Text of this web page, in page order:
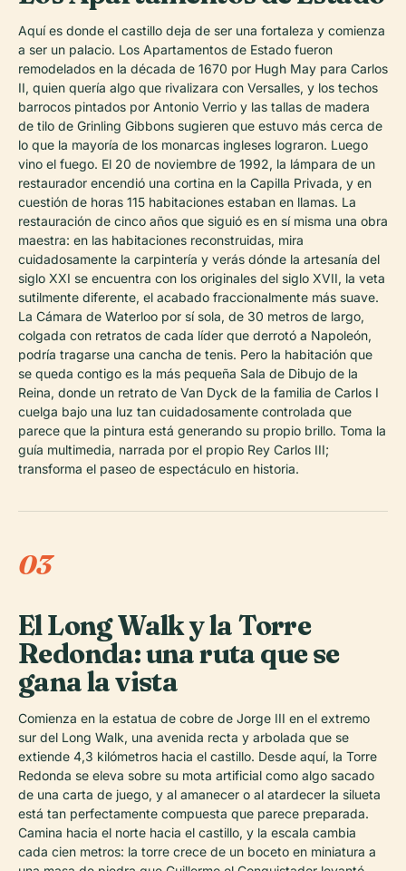
Aquí es donde el castillo deja de ser una fortaleza y comienza
a ser un palacio. Los Apartamentos de Estado fueron
remodelados en la década de 1670 por Hugh May para Carlos
II, quien quería algo que rivalizara con Versalles, y los techos
barrocos pintados por Antonio Verrio y las tallas de madera
de tilo de Grinling Gibbons sugieren que estuvo más cerca de
lo que la mayoría de los monarcas ingleses lograron. Luego
vino el fuego. El 20 de noviembre de 1992, la lámpara de un
restaurador encendió una cortina en la Capilla Privada, y en
cuestión de horas 115 habitaciones estaban en llamas. La
restauración de cinco años que siguió es en sí misma una obra
maestra: en las habitaciones reconstruidas, mira
cuidadosamente la carpintería y verás dónde la artesanía del
siglo XXI se encuentra con los originales del siglo XVII, la veta
sutilmente diferente, el acabado fraccionalmente más suave.
La Cámara de Waterloo por sí sola, de 30 metros de largo,
colgada con retratos de cada líder que derrotó a Napoleón,
podría tragarse una cancha de tenis. Pero la habitación que
se queda contigo es la más pequeña Sala de Dibujo de la
Reina, donde un retrato de Van Dyck de la familia de Carlos I
cuelga bajo una luz tan cuidadosamente controlada que
parece que la pintura está generando su propio brillo. Toma la
guía multimedia, narrada por el propio Rey Carlos III;
transforma el paseo de espectáculo en historia.
03
El Long Walk y la Torre
Redonda: una ruta que se
gana la vista
Comienza en la estatua de cobre de Jorge III en el extremo
sur del Long Walk, una avenida recta y arbolada que se
extiende 4,3 kilómetros hacia el castillo. Desde aquí, la Torre
Redonda se eleva sobre su mota artificial como algo sacado
de una carta de juego, y al amanecer o al atardecer la silueta
está tan perfectamente compuesta que parece preparada.
Camina hacia el norte hacia el castillo, y la escala cambia
cada cien metros: la torre crece de un boceto en miniatura a